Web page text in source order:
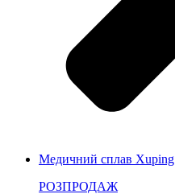
Медичний сплав Xuping
РОЗПРОДАЖ